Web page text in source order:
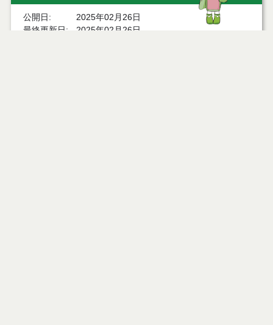
公開日
2025年02月26日
最終更新日
2025年02月26日